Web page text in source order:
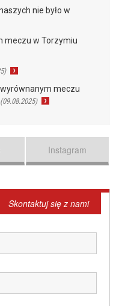
nie było w
meczu w Torzymiu
meczu
(09.08.2025)
Instagram
Skontaktuj się z nami